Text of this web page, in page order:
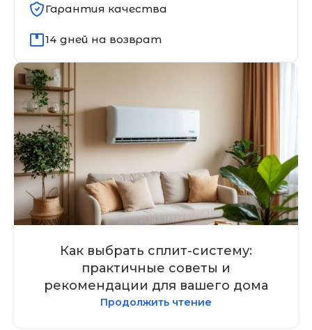
Гарантия качества
14 дней на возврат
Как выбрать сплит-систему:
практичные советы и
рекомендации для вашего дома
Продолжить чтение